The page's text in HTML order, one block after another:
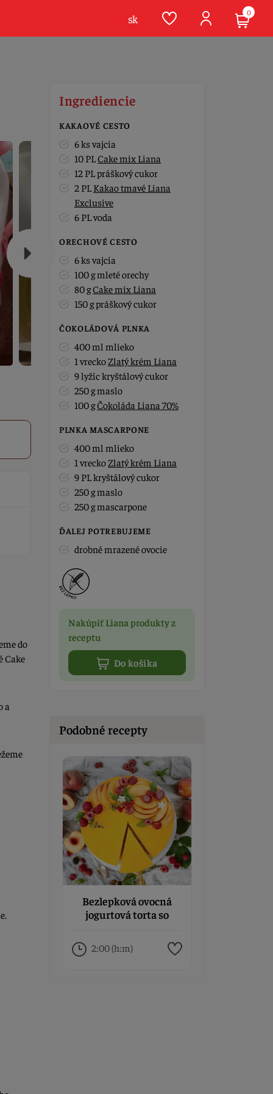
do
Cake
a
Ingrediencie
KAKAOVÉ CESTO
6 ks vajcia
10 PLCake mix Liana
12 PL práškový cukor
2 PL Kakao tmavé Liana
Exclusive
6 PL voda
ORECHOVÉ CESTO
6 ks vajcia
100 g mleté orechy
80 gCake mix Liana
150 g práškový cukor
ČOKOLÁDOVÁ PLNKA
400 ml mlieko
1 vreckoZlatý krém Liana
9 lyžíc kryštálový cukor
250 g maslo
100 gČokoláda Liana 70%
PLNKA MASCARPONE
400 ml mlieko
1 vreckoZlatý krém Liana
9 PL kryštálový cukor
250 g maslo
250 g mascarpone
ĎALEJ POTREBUJEME
drobné mrazené ovocie
Nakúpiť Liana produkty z
receptu
Do košíka
Podobné recepty
Bezlepková ovocná
jogurtová torta so
2:00 (h:m)
sk 0